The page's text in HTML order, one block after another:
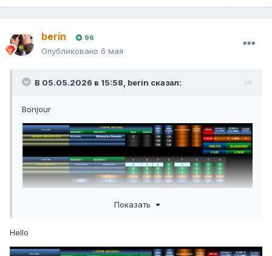
berin 96
Опубликовано 6 мая
В 05.05.2026 в 15:58, berin сказал:
Bonjour
Показать
Hello